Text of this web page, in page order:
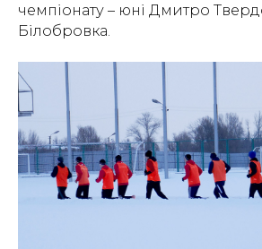
чемпіонату – юні Дмитро
Білобровка.